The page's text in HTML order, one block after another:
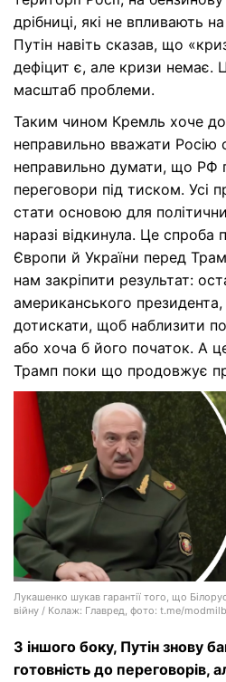
дрібниці, які не впливають
Путін навіть сказав, що
дефіцит є, але кризи немає.
масштаб проблеми.
Таким чином Кремль хоче
неправильно вважати Росію
неправильно думати, що РФ
переговори під тиском. Усі
стати основою для
наразі відкинула. Це спроба
Європи й України перед
нам закріпити результат:
американського
дотискати, щоб наблизити
або хоча б його початок. А
Трамп поки що продовжує
Лукашенко шукав гарантії того, що
війну / Колаж: Главред, фото: t.me/
З іншого боку, Путін знову
готовність до переговорів,